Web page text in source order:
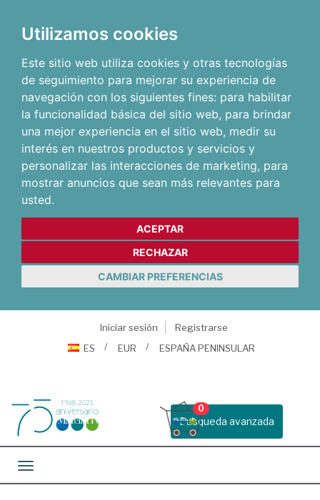
Utilizamos cookies
Este sitio web utiliza cookies y otras tecnologías
de seguimiento para mejorar su experiencia de
navegación con los siguientes fines: para habilitar
la funcionalidad básica del sitio web, para brindar
una mejor experiencia en el sitio web, medir su
interés en nuestros productos y servicios y
personalizar las interacciones de marketing, para
mostrar anuncios que sean más relevantes para
usted.
ACEPTAR
RECHAZAR
CAMBIAR PREFERENCIAS
Iniciar sesión
Registrarse
ES
EUR ESPAÑA PENINSULAR
Busqueda avanzada
0
Toggle navigation